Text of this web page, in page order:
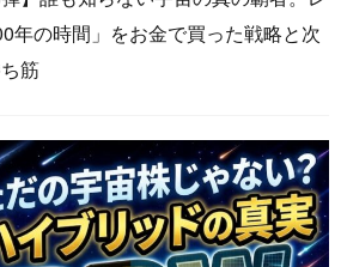
年の時間」をお金で買った戦略と次
筋